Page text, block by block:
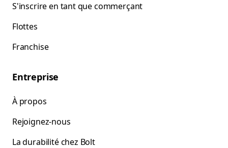
S'inscrire en tant que commerçant
Flottes
Franchise
Entreprise
À propos
Rejoignez-nous
La durabilité chez Bolt